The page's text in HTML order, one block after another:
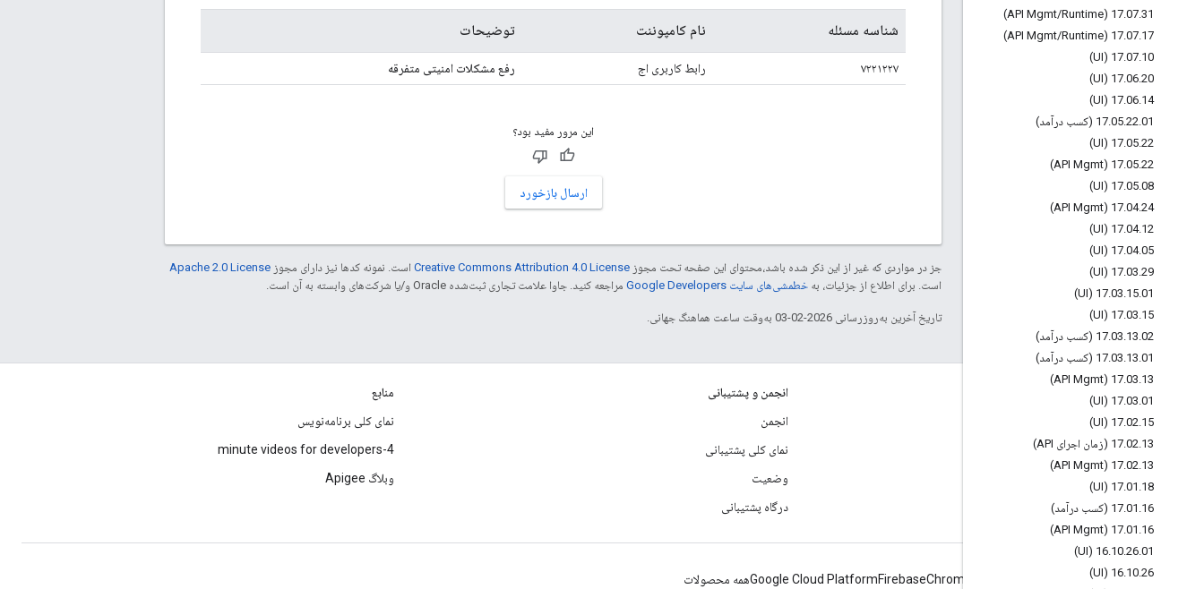
17.07.31 (API Mgmt
/Runtime)
17.07.17 (API Mgmt
/Runtime)
17.07.10 (UI)
17.06.20 (UI)
17.06.14 (UI)
17.05.22.01 (کسب درآمد)
17.05.22 (UI)
17.05.22 (API Mgmt)
17.05.08 (UI)
17.04.24 (API Mgmt)
17.04.12 (UI)
17.04.05 (UI)
17.03.29 (UI)
17.03.15.01 (UI)
17.03.15 (UI)
17.03.13.02 (کسب درآمد)
17.03.13.01 (کسب درآمد)
17.03.13 (API Mgmt)
17.03.01 (UI)
17.02.15 (UI)
17.02.13 (زمان اجرای API)
17.02.13 (API Mgmt)
17.01 .18 (UI)
17.01 .16 (کسب درآمد)
17.01 .16 (API Mgmt)
16.10.26.01 (UI)
16.10.26 (UI)
شناسه مسئله نام کامپوننت توضیحات
۷۲۲۱۲۲۷ رابط کاربری اج رفع مشکلات امنیتی متفرقه
این مرور مفید بود؟
ارسال بازخورد
جز در مواردی که غیر از این ذکر شده باشد،‌محتوای این صفحه تحت مجوز Creative Commons Attribution 4.0 License است. نمونه کدها نیز دارای مجوز Apache 2.0 License
است. برای اطلاع از جزئیات، به خطمشی‌های سایت Google Developers‏ مراجعه کنید. جاوا علامت تجاری ثبت‌شده Oracle و/یا شرکت‌های وابسته به آن است.
تاریخ آخرین به‌روزرسانی 2026-02-03 به‌وقت ساعت هماهنگ جهانی.
We're part of Google
رویدادها
ای-کتاب و پخش اینترنتی
انجمن و پشتیبانی
انجمن
نمای کلی پشتیبانی
وضعیت
درگاه پشتیبانی
منابع
نمای کلی برنامه‌نویس
4-minute videos for developers
وبلاگ Apigee
Chrome
Firebase
Google Cloud Platformهمه محصولات